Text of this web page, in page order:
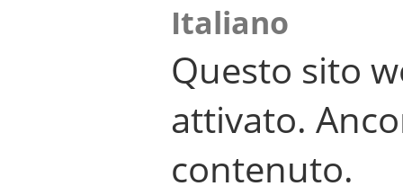
Italiano
Questo sito
attivato.
contenuto.